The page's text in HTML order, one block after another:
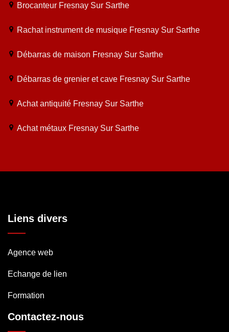
Brocanteur Fresnay Sur Sarthe
Rachat instrument de musique Fresnay Sur Sarthe
Débarras de maison Fresnay Sur Sarthe
Débarras de grenier et cave Fresnay Sur Sarthe
Achat antiquité Fresnay Sur Sarthe
Achat métaux Fresnay Sur Sarthe
Liens divers
Agence web
Echange de lien
Formation
Contactez-nous